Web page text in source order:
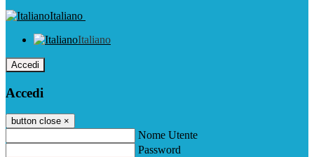
Italiano
Italiano
Accedi
Accedi
button close ×
Nome Utente
Password